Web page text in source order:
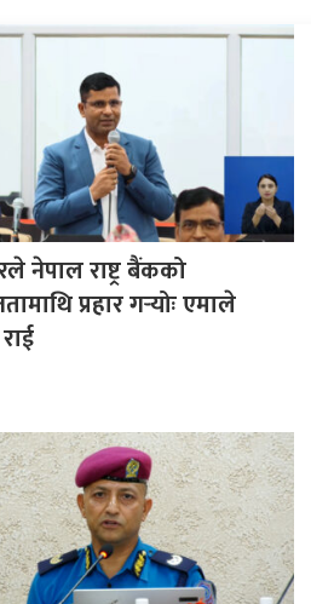
नेपाल राष्ट्र बैंकको
प्रहार गर्‍योः एमाले